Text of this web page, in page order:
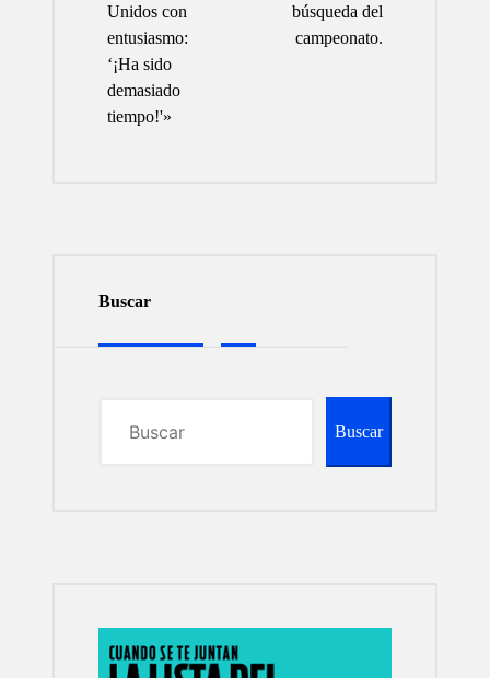
Unidos con
entusiasmo:
‘¡Ha sido
demasiado
tiempo!'»
búsqueda del
campeonato.
Buscar
Buscar